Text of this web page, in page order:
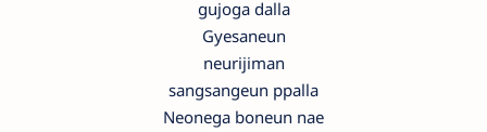
gujoga dalla
Gyesaneun
neurijiman
sangsangeun ppalla
Neonega boneun nae